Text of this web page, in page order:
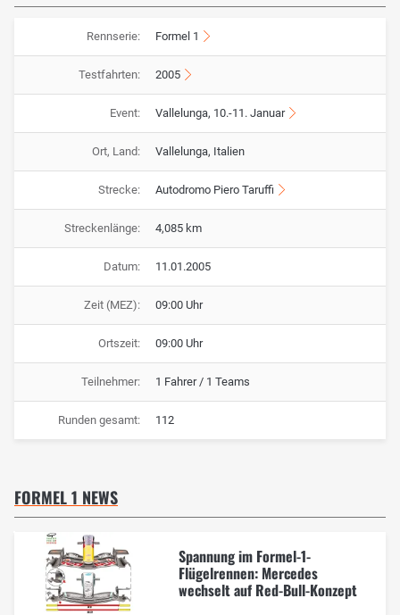
Rennserie: Formel 1
Testfahrten: 2005
Event: Vallelunga, 10.-11. Januar
Ort, Land: Vallelunga, Italien
Strecke: Autodromo Piero Taruffi
Streckenlänge: 4,085 km
Datum: 11.01.2005
Zeit (MEZ): 09:00 Uhr
Ortszeit: 09:00 Uhr
Teilnehmer: 1 Fahrer / 1 Teams
Runden gesamt: 112
FORMEL 1 NEWS
Spannung im Formel-1-
Flügelrennen: Mercedes
wechselt auf Red-Bull-Konzept